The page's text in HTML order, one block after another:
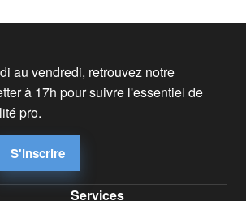
au vendredi, retrouvez notre
à 17h pour suivre l'essentiel de
pro.
S'inscrire
Services